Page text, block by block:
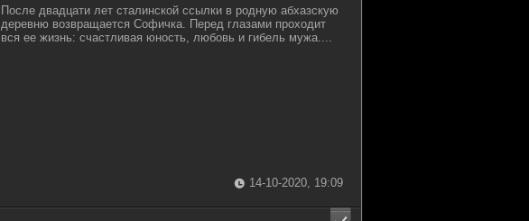
После двадцати лет сталинской ссылки в родную абхазскую
деревню возвращается Софичка. Перед глазами проходит
вся ее жизнь: счастливая юность, любовь и гибель мужа....
14-10-2020, 19:09